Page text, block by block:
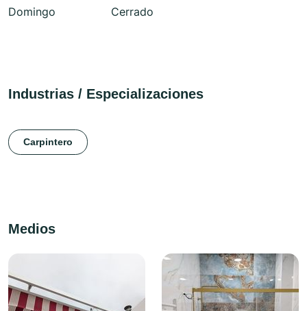
Domingo
Cerrado
Industrias / Especializaciones
Carpintero
Medios